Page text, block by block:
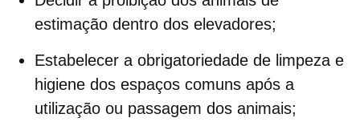
estimação dentro dos elevadores;
Estabelecer a obrigatoriedade de limpeza e
higiene dos espaços comuns após a
utilização ou passagem dos animais;